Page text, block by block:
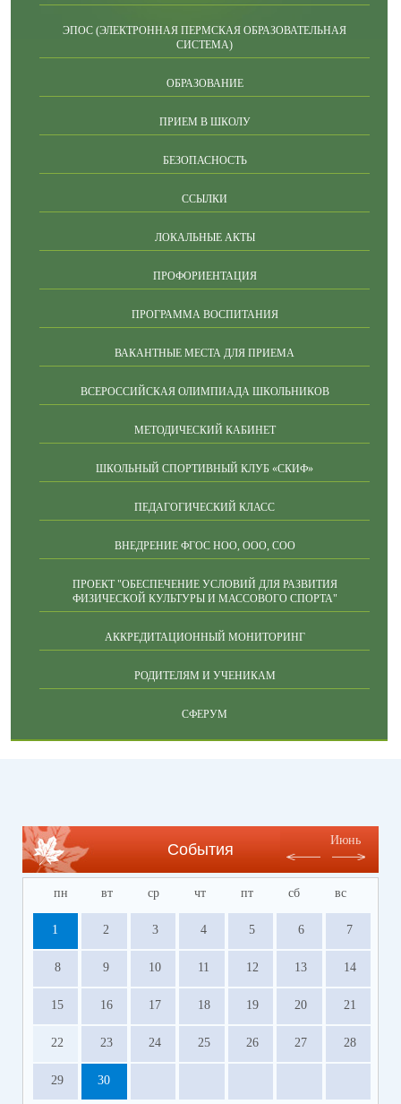
ЭПОС (ЭЛЕКТРОННАЯ ПЕРМСКАЯ ОБРАЗОВАТЕЛЬНАЯ
СИСТЕМА)
ОБРАЗОВАНИЕ
ПРИЕМ В ШКОЛУ
БЕЗОПАСНОСТЬ
ССЫЛКИ
ЛОКАЛЬНЫЕ АКТЫ
ПРОФОРИЕНТАЦИЯ
ПРОГРАММА ВОСПИТАНИЯ
ВАКАНТНЫЕ МЕСТА ДЛЯ ПРИЕМА
ВСЕРОССИЙСКАЯ ОЛИМПИАДА ШКОЛЬНИКОВ
МЕТОДИЧЕСКИЙ КАБИНЕТ
ШКОЛЬНЫЙ СПОРТИВНЫЙ КЛУБ «СКИФ»
ПЕДАГОГИЧЕСКИЙ КЛАСС
ВНЕДРЕНИЕ ФГОС НОО, ООО, СОО
ПРОЕКТ "ОБЕСПЕЧЕНИЕ УСЛОВИЙ ДЛЯ РАЗВИТИЯ
ФИЗИЧЕСКОЙ КУЛЬТУРЫ И МАССОВОГО СПОРТА"
АККРЕДИТАЦИОННЫЙ МОНИТОРИНГ
РОДИТЕЛЯМ И УЧЕНИКАМ
СФЕРУМ
События
Июнь
пн вт ср чт пт сб вс
1 2 3 4 5 6 7
8 9 10 11 12 13 14
15 16 17 18 19 20 21
22 23 24 25 26 27 28
29 30